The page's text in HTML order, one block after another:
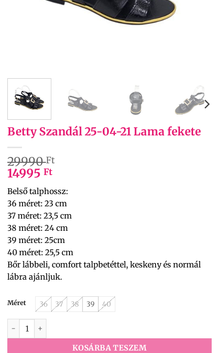
Betty Szandál 25-04-21 Lama fekete
29990Ft
14995 Ft
Belső talphossz:
36 méret: 23 cm
37 méret: 23,5 cm
38 méret: 24 cm
39 méret: 25cm
40 méret: 25,5 cm
Bőr lábbeli, comfort talpbetéttel, keskeny és normál
lábra ajánljuk.
Méret 36 37 38 39 40
Betty Szandál 25-04-21 Lama fekete mennyiség
KOSÁRBA TESZEM